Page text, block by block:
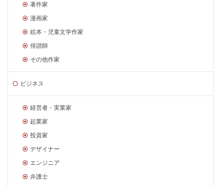
著作家
漫画家
絵本・児童文学作家
俳諧師
その他作家
ビジネス
経営者・実業家
起業家
投資家
デザイナー
エンジニア
弁護士